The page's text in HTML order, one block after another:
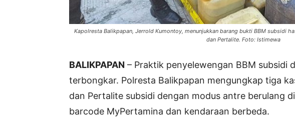
Kapolresta Balikpapan, Jerrold Kumontoy, menunjukkan barang bukti BBM subsidi
dan Pertalite. Foto: Istimewa
BALIKPAPAN – Praktik penyelewengan BBM subsidi
terbongkar. Polresta Balikpapan mengungkap tiga
dan Pertalite subsidi dengan modus antre berulang
barcode MyPertamina dan kendaraan berbeda.